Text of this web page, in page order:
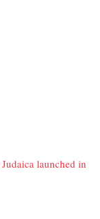
launched in